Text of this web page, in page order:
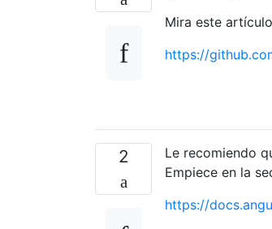
Mira este
https://
2
Le recomiendo
Empiece en la
https://